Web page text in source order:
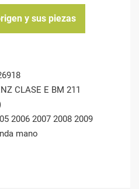
y sus piezas
CLASE E BM 211
2006 2007 2008 2009
mano